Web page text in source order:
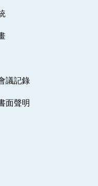
議記錄
面聲明